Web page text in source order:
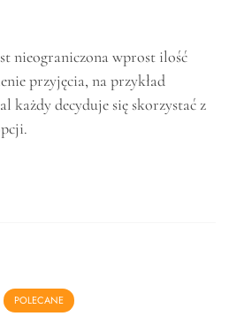
nieograniczona wprost ilość
przyjęcia, na przykład
każdy decyduje się skorzystać z
POLECANE